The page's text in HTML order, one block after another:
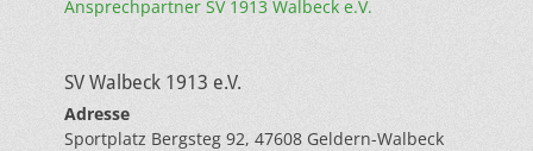
Ansprechpartner SV 1913 Walbeck e.V.
SV Walbeck 1913 e.V.
Adresse
Sportplatz Bergsteg 92, 47608 Geldern-Walbeck